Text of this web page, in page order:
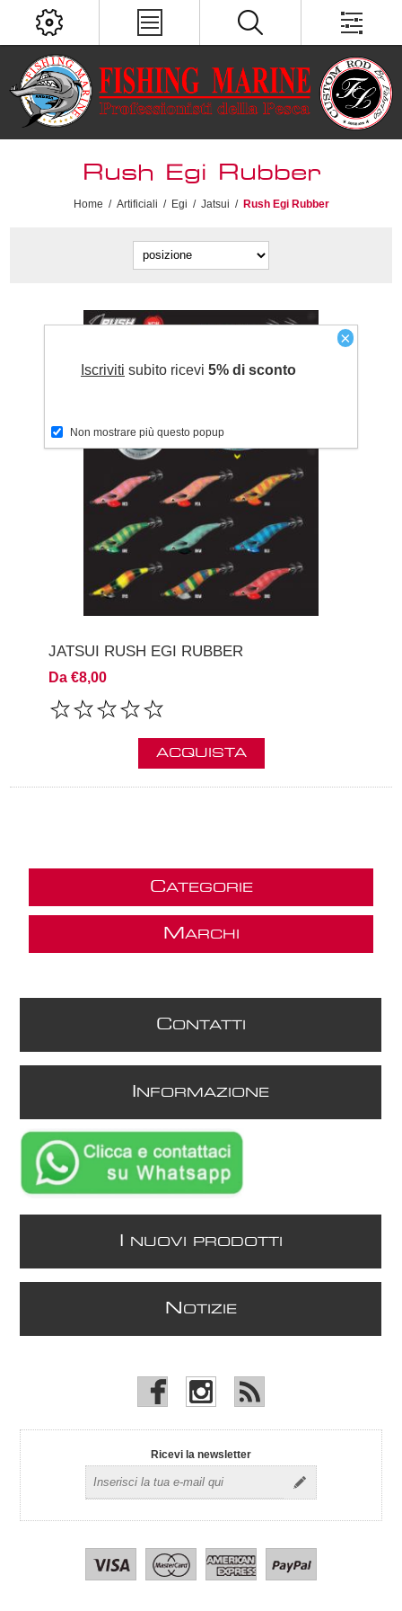
Rush Egi Rubber
Home / Artificiali / Egi / Jatsui / Rush Egi Rubber
JATSUI RUSH EGI RUBBER
Da €8,00
ACQUISTA
CATEGORIE
M ARCHI
CONTATTI
NFORMAZIONE
NUOVI PRODOTTI
N OTIZIE
Ricevi la newsletter
×
Iscriviti subito ricevi 5% di sconto
Non mostrare più questo popup